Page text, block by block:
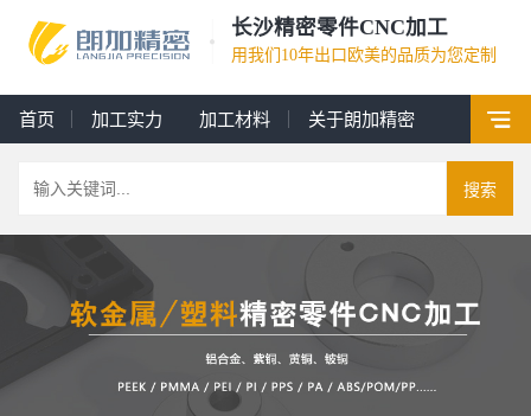
长沙精密零件CNC加工
用我们10年出口欧美的品质为您定制
首页 加工实力 加工材料 关于朗加精密
搜索